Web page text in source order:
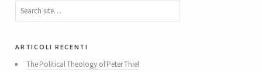
articoli recenti
The Political Theology of Peter Thiel